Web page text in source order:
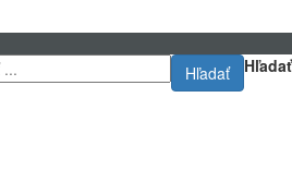
Hľadať
Hľadať